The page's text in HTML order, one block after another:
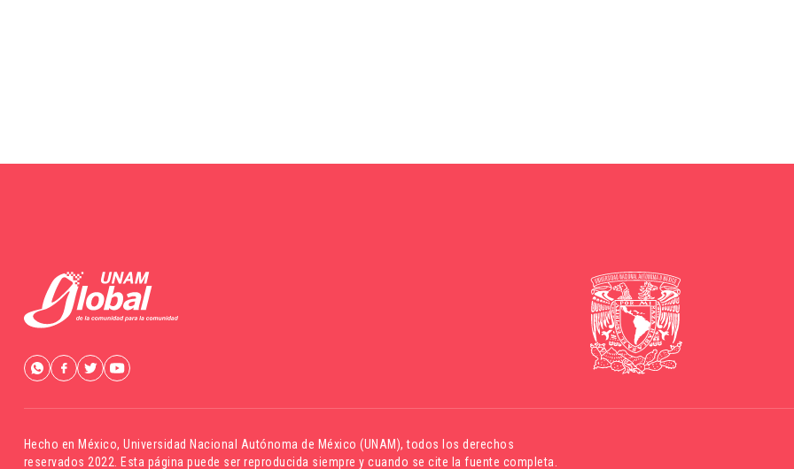
Hecho en México,Universidad Nacional Autónoma de México (UNAM), todos los derechos
reservados 2022. Esta página puede ser reproducida siempre y cuando se cite la fuente completa.